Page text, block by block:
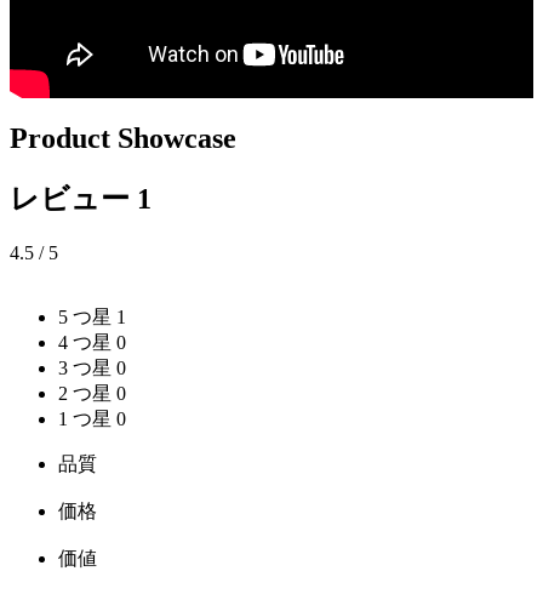
Product Showcase
レビュー 1
4.5 / 5
5 つ星 1
4 つ星 0
3 つ星 0
2 つ星 0
1 つ星 0
品質
価格
価値